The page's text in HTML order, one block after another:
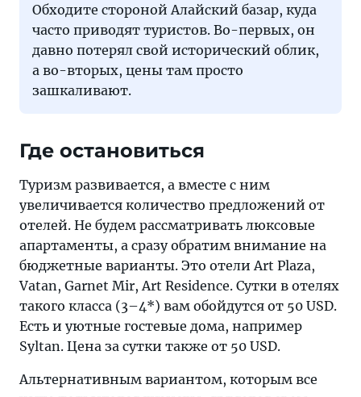
Обходите стороной Алайский базар, куда
часто приводят туристов. Во-первых, он
давно потерял свой исторический облик,
а во-вторых, цены там просто
зашкаливают.
Где остановиться
Туризм развивается, а вместе с ним
увеличивается количество предложений от
отелей. Не будем рассматривать люксовые
апартаменты, а сразу обратим внимание на
бюджетные варианты. Это отели Art Plaza,
Vatan, Garnet Mir, Art Residence. Сутки в отелях
такого класса (3–4*) вам обойдутся от 50 USD.
Есть и уютные гостевые дома, например
Syltan. Цена за сутки также от 50 USD.
Альтернативным вариантом, которым все